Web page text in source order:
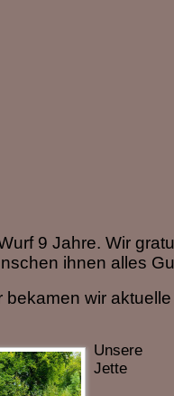
9 Jahre. Wir
ihnen alles
wir
Unsere
Jette